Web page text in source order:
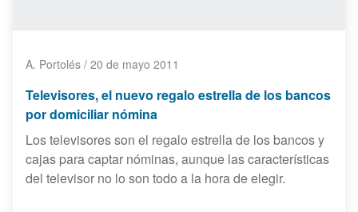
A. Portolés / 20 de mayo 2011
Televisores, el nuevo regalo estrella de los bancos
por domiciliar nómina
Los televisores son el regalo estrella de los bancos y
cajas para captar nóminas, aunque las características
del televisor no lo son todo a la hora de elegir.